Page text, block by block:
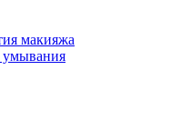
макияжа
умывания